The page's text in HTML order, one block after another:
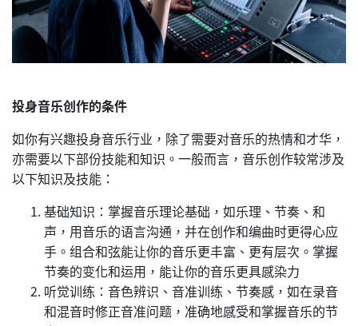
投身音乐创作的条件
如你有兴趣投身音乐行业，除了需要对音乐的热情和才华，
亦需要以下部份技能和知识。一般而言，音乐创作较常涉及
以下知识及技能：
基础知识：掌握音乐理论基础，如乐理、节奏、和
声，用音乐的语言沟通，并在创作和编曲时更得心应
手。组合和弦能让你的音乐更丰富、更有层次。掌握
节奏的变化和运用，能让你的音乐更具感染力
听觉训练：音色辨识、音准训练、节奏感，如在录音
和混音时修正音准问题，准确地感受和掌握音乐的节